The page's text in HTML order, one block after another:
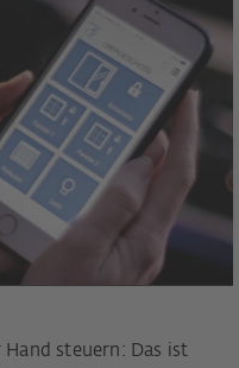
steuern: Das ist